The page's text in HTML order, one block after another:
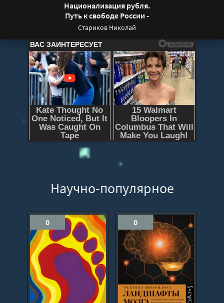
Национализация рубля.
Путь к свободе России -
Николай Стариков
Стариков Николай
Научно-популярное
0 0